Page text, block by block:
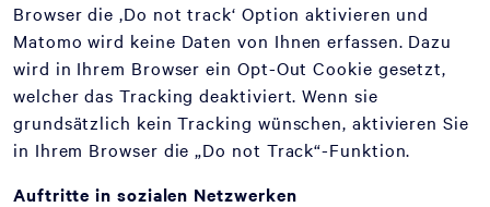
Browser die ‚Do not track‘ Option aktivieren und
Matomo wird keine Daten von Ihnen erfassen. Dazu
wird in Ihrem Browser ein Opt-Out Cookie gesetzt,
welcher das Tracking deaktiviert. Wenn sie
grundsätzlich kein Tracking wünschen, aktivieren Sie
in Ihrem Browser die „Do not Track“-Funktion.
Auftritte in sozialen Netzwerken